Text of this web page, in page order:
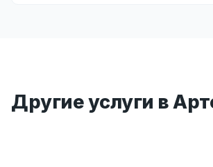
Другие услуги в